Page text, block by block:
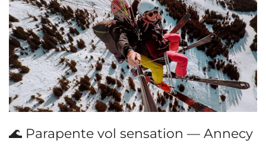
🌊 Parapente vol sensation — Annecy